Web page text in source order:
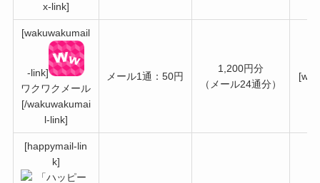
x-link]
[wakuwakumail
-link]
ワクワクメール
[/wakuwakumai
l-link]
メール1通：50円
1,200円分
（メール24通分）
[happymail-lin
k]